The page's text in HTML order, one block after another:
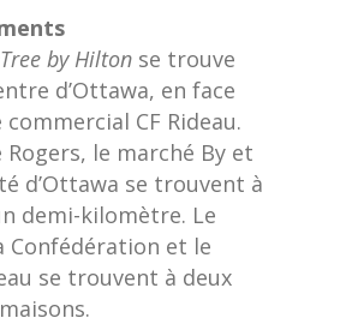
by Hilton se trouve
d’Ottawa, en face
CF Rideau.
Rogers, le marché By et
d’Ottawa se trouvent à
demi-kilomètre. Le
Confédération et le
se trouvent à deux